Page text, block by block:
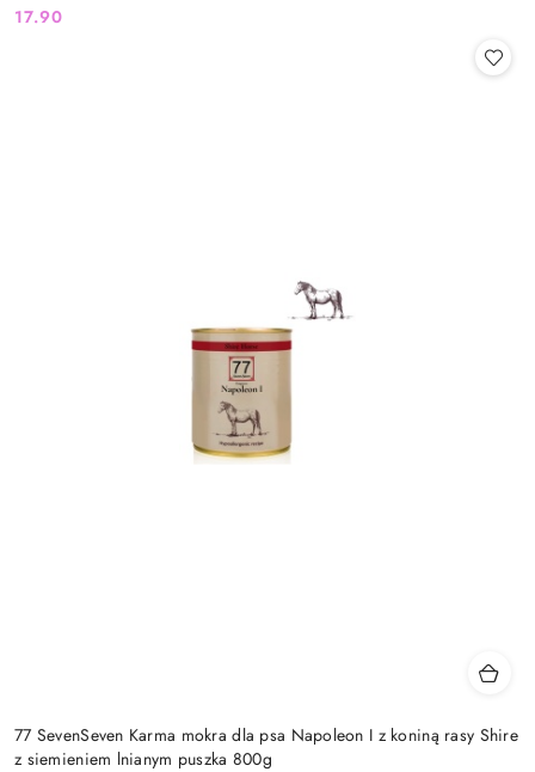
Cena:
17.90
77 SevenSeven Karma mokra dla psa Napoleon I z koniną rasy Shire
z siemieniem lnianym puszka 800g